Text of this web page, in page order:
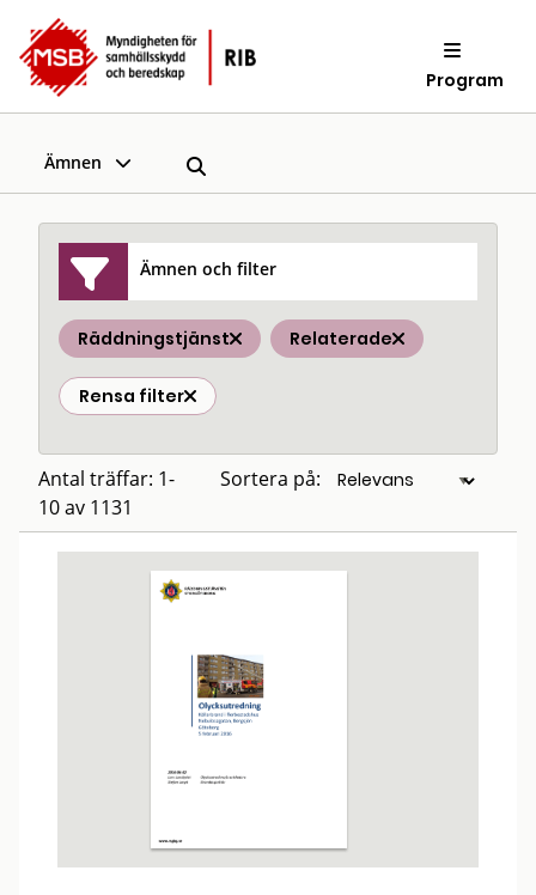
Program
Ämnen
Ämnen och filter
Räddningstjänst Relaterade
Rensa filter
Antal träffar: 1-
10 av 1131
Sortera på: